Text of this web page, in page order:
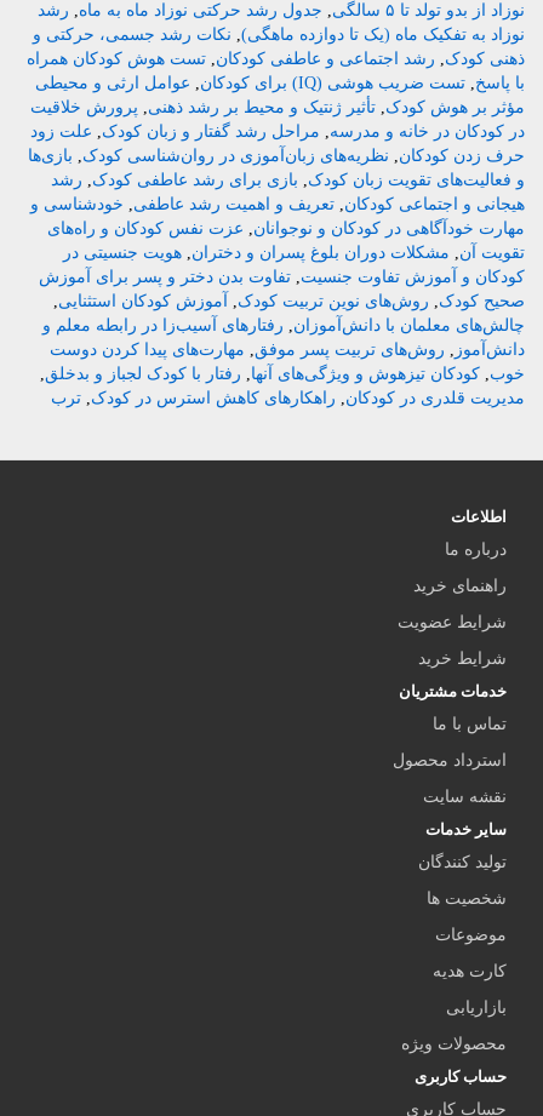
نوزاد از بدو تولد تا ۵ سالگی
, جدول رشد حرکتی نوزاد ماه به ماه, رشد
نوزاد به تفکیک ماه (یک تا دوازده ماهگی), نکات رشد جسمی، حرکتی و
ذهنی کودک, رشد اجتماعی و عاطفی کودکان, تست هوش کودکان همراه
با پاسخ, تست ضریب هوشی (IQ) برای کودکان , عوامل ارثی و محیطی
مؤثر بر هوش کودک, تأثیر ژنتیک و محیط بر رشد ذهنی, پرورش خلاقیت
در کودکان در خانه و مدرسه, مراحل رشد گفتار و زبان کودک, علت زود
حرف زدن کودکان, نظریه‌های زبان‌آموزی در روان‌شناسی کودک, بازی‌ها
و فعالیت‌های تقویت زبان کودک, بازی برای رشد عاطفی کودک, رشد
هیجانی و اجتماعی کودکان, تعریف و اهمیت رشد عاطفی, خودشناسی و
مهارت خودآگاهی در کودکان و نوجوانان, عزت نفس کودکان و راه‌های
تقویت آن, مشکلات دوران بلوغ پسران و دختران, هویت جنسیتی در
کودکان و آموزش تفاوت جنسیت, تفاوت بدن دختر و پسر برای آموزش
صحیح کودک, روش‌های نوین تربیت کودک, آموزش کودکان استثنایی,
چالش‌های معلمان با دانش‌آموزان, رفتارهای آسیب‌زا در رابطه معلم و
دانش‌آموز , روش‌های تربیت پسر موفق, مهارت‌های پیدا کردن دوست
خوب, کودکان تیزهوش و ویژگی‌های آنها, رفتار با کودک لجباز و بدخلق,
مدیریت قلدری در کودکان, راهکارهای کاهش استرس در کودک, ترب
اطلاعات
درباره ما
راهنمای خرید
شرایط عضویت
شرایط خرید
خدمات مشتریان
تماس با ما
استرداد محصول
نقشه سایت
سایر خدمات
تولید کنندگان
شخصیت ها
موضوعات
کارت هدیه
بازاریابی
محصولات ویژه
حساب کاربری
حساب کاربری